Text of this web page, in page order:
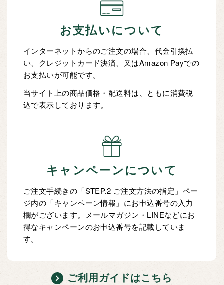
お支払いについて
インターネットからのご注文の場合、代金引換払
い、クレジットカード決済、又はAmazon Payでの
お支払いが可能です。
当サイト上の商品価格・配送料は、ともに消費税
込で表示しております。
キャンペーンについて
ご注文手続きの「STEP.2 ご注文方法の指定」ペー
ジ内の「キャンペーン情報」にお申込番号の入力
欄がございます。メールマガジン・LINEなどにお
得なキャンペーンのお申込番号を記載していま
す。
ご利用ガイドはこちら